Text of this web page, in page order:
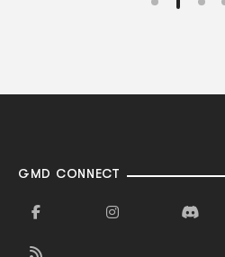
GMD CONNECT